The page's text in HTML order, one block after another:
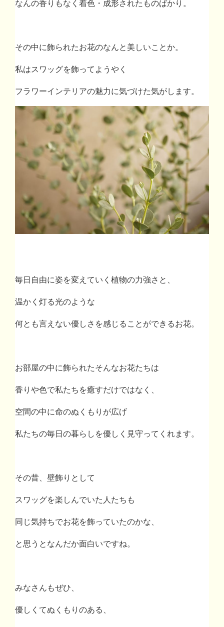
なんの香りもなく着色・成形されたものばかり。
その中に飾られたお花のなんと美しいことか。
私はスワッグを飾ってようやく
フラワーインテリアの魅力に気づけた気がします。
毎日自由に姿を変えていく植物の力強さと、
温かく灯る光のような
何とも言えない優しさを感じることができるお花。
お部屋の中に飾られたそんなお花たちは
香りや色で私たちを癒すだけではなく、
空間の中に命のぬくもりが広げ
私たちの毎日の暮らしを優しく見守ってくれます。
その昔、壁飾りとして
スワッグを楽しんでいた人たちも
同じ気持ちでお花を飾っていたのかな、
と思うとなんだか面白いですね。
みなさんもぜひ、
優しくてぬくもりのある、